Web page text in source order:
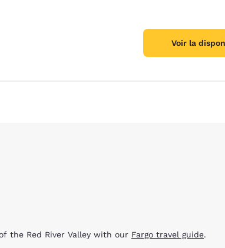
Voir la
the Red River Valley with our Fargo travel guide.